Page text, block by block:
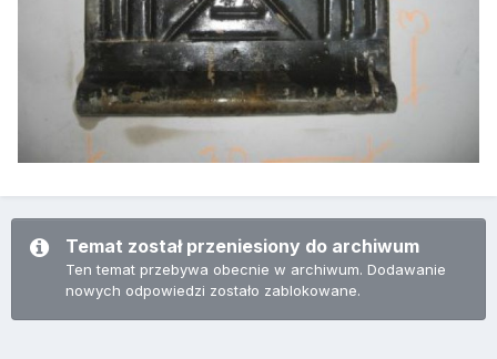
Temat został przeniesiony do archiwum
Ten temat przebywa obecnie w archiwum. Dodawanie
nowych odpowiedzi zostało zablokowane.